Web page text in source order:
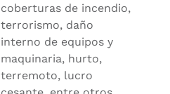
coberturas de incendio,
terrorismo, daño
interno de equipos y
maquinaria, hurto,
terremoto, lucro